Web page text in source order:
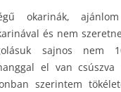
okarinák,
és nem
sajnos nem
el van csúszva
szerintem